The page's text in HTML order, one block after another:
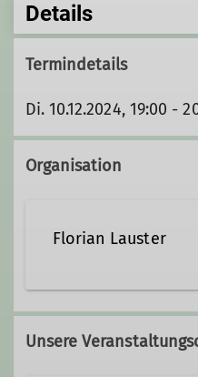
Details
Termindetails
Di. 10.12.2024, 19:00 -
Organisation
Florian Lauster
01578 72 040
Unsere